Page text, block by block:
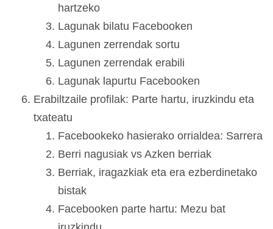
hartzeko
Lagunak bilatu Facebooken
Lagunen zerrendak sortu
Lagunen zerrendak erabili
Lagunak lapurtu Facebooken
Erabiltzaile profilak: Parte hartu, iruzkindu eta
txateatu
Facebookeko hasierako orrialdea: Sarrera
Berri nagusiak vs Azken berriak
Berriak, iragazkiak eta era ezberdinetako
bistak
Facebooken parte hartu: Mezu bat